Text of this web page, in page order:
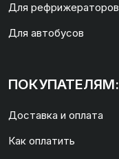
Для рефрижераторов
Для автобусов
ПОКУПАТЕЛЯМ:
Доставка и оплата
Как оплатить